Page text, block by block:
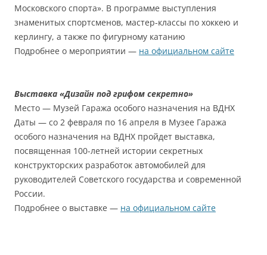
Московского спорта». В программе выступления
знаменитых спортсменов, мастер-классы по хоккею и
керлингу, а также по фигурному катанию
Подробнее о мероприятии — на официальном сайте
Выставка «Дизайн под грифом секретно»
Место — Музей Гаража особого назначения на ВДНХ
Даты — со 2 февраля по 16 апреля в Музее Гаража
особого назначения на ВДНХ пройдет выставка,
посвященная 100-летней истории секретных
конструкторских разработок автомобилей для
руководителей Советского государства и современной
России.
Подробнее о выставке — на официальном сайте